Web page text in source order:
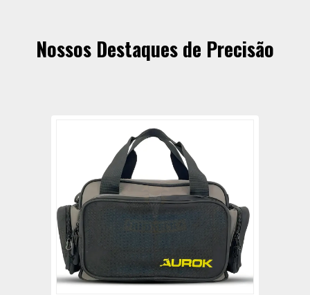
Nossos Destaques de Precisão